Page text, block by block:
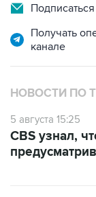
Получать
канале
НОВОСТИ ПО
5 августа 15:25
CBS узнал,